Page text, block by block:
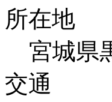
所在地
宮城県
交通